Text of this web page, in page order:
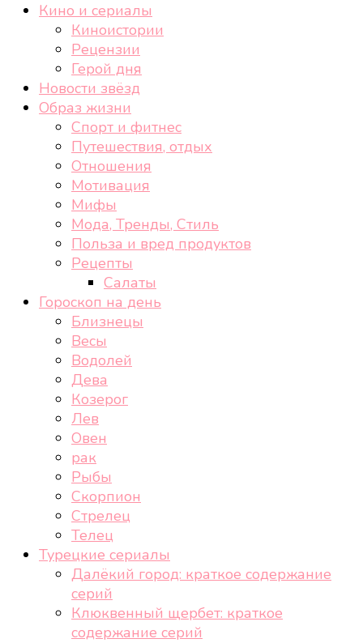
cheek-look.ru
Женский сайт о звездах и кино, а также трендах,
здоровом образе жизни, спорте, стиле, отдыхе и
Кино и сериалы
Киноистории
Рецензии
Герой дня
Новости звёзд
Образ жизни
Спорт и фитнес
Путешествия, отдых
Отношения
Мотивация
Мифы
Мода, Тренды, Стиль
Польза и вред продуктов
Рецепты
Салаты
Гороскоп на день
Близнецы
Весы
Водолей
Дева
Козерог
Лев
Овен
рак
Рыбы
Скорпион
Стрелец
Телец
Турецкие сериалы
Далёкий город: краткое содержание
серий
Клюквенный щербет: краткое
содержание серий